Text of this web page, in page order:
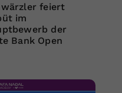
feiert
im
der
Bank Open